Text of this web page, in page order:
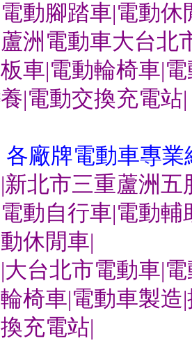
電動腳踏車|電動休
蘆洲電動車大台北
板車|電動輪椅車|
養|電動交換充電站|
各廠牌電動車專業
|新北市三重蘆洲
電動自行車|電動
動休閒車|
|大台北市電動車|
輪椅車|電動車製造
換充電站|